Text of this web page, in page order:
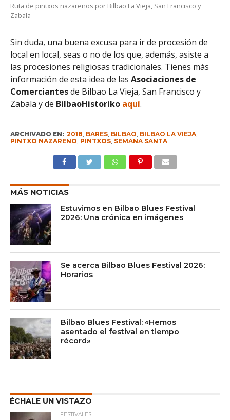
Ruta de pintxos nazarenos por Bilbao La Vieja, San Francisco y
Zabala
Sin duda, una buena excusa para ir de procesión de
local en local, seas o no de los que, además, asiste a
las procesiones religiosas tradicionales. Tienes más
información de esta idea de las Asociaciones de
Comerciantesde Bilbao La Vieja, San Francisco y
Zabala y de BilbaoHistorikoaquí.
ARCHIVADO EN: 2018 BARES, BILBAO BILBAO LA VIEJA,
PINTXO NAZARENO PINTXOS, SEMANA SANTA
MÁS NOTICIAS
Estuvimos en Bilbao Blues Festival
2026: Una crónica en imágenes
Se acerca Bilbao Blues Festival 2026:
Horarios
Bilbao Blues Festival: «Hemos
asentado el festival en tiempo
récord»
ÉCHALE UN VISTAZO
FESTIVALES